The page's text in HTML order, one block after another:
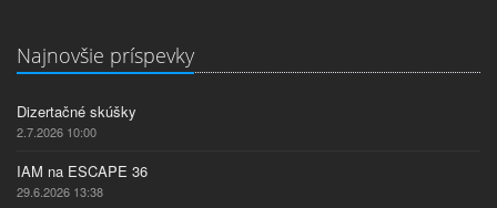
Najnovšie príspevky
Dizertačné skúšky
2.7.2026 10:00
IAM na ESCAPE 36
29.6.2026 13:38